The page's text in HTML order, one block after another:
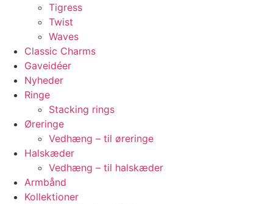
Tigress
Twist
Waves
Classic Charms
Gaveidéer
Nyheder
Ringe
Stacking rings
Øreringe
Vedhæng – til øreringe
Halskæder
Vedhæng – til halskæder
Armbånd
Kollektioner